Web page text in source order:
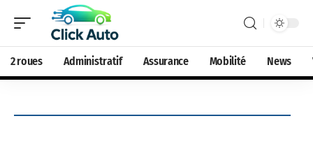
2 roues Administratif Assurance Mobilité News